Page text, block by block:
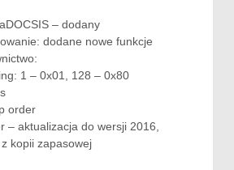
– dodany
dodane nowe funkcje
1 – 0x01, 128 – 0x80
order
– aktualizacja do wersji 2016,
kopii zapasowej